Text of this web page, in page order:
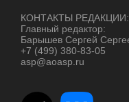
КОНТАКТЫ РЕДАКЦИИ:
Главный редактор:
Барышев Сергей
+7 (499) 380-83-05
asp@aoasp.ru